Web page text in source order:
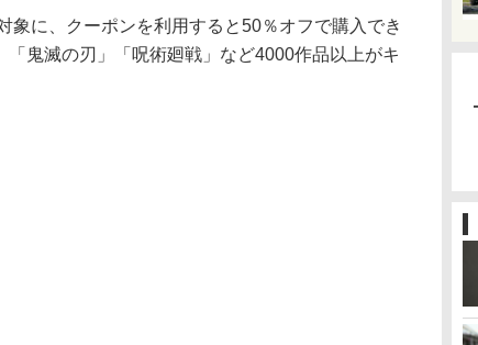
に、クーポンを利用すると50％オフで購入でき
「鬼滅の刃」「呪術廻戦」など4000作品以上がキ